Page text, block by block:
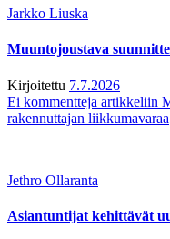
Jarkko Liuska
Muuntojoustava
Kirjoitettu 7.7.2026
Ei kommentteja artikkeliin
rakennuttajan liikkumavaraa
Jethro Ollaranta
Asiantuntijat kehittävät